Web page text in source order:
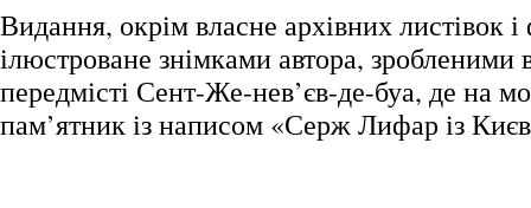
Видання, окрім власне архівних листівок
ілюстроване знімками автора,
передмісті Сент-Же-нев’єв-де-буа, де на
пам’ятник із написом «Серж Лифар із